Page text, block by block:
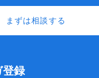
まずは相談する
登録